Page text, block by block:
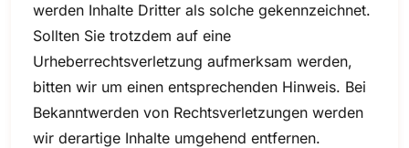
werden Inhalte Dritter als solche gekennzeichnet.
Sollten Sie trotzdem auf eine
Urheberrechtsverletzung aufmerksam werden,
bitten wir um einen entsprechenden Hinweis. Bei
Bekanntwerden von Rechtsverletzungen werden
wir derartige Inhalte umgehend entfernen.